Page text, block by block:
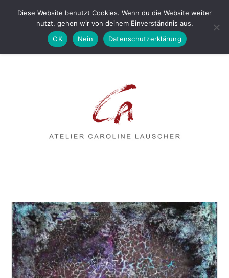
MENÜ
Diese Website benutzt Cookies. Wenn du die Website weiter
nutzt, gehen wir von deinem Einverständnis aus.
OK
Nein Datenschutzerklärung